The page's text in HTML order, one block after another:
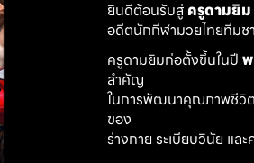
ยินดีต้อนรับสู่ ครูดามยิม
อดีตนักกีฬามวยไทยทีมช
ครูดามยิมก่อตั้งขึ้นในปี พ
สำคัญ
ในการพัฒนาคุณภาพชีวิ
ของ
ร่างกาย ระเบียบวินัย แล